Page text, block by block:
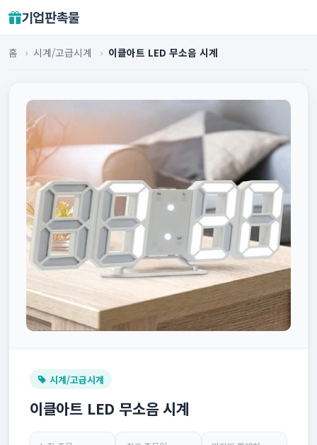
기업판촉물
홈 › 시계/고급시계 › 이클아트 LED 무소음 시계
시계/고급시계
이클아트 LED 무소음 시계